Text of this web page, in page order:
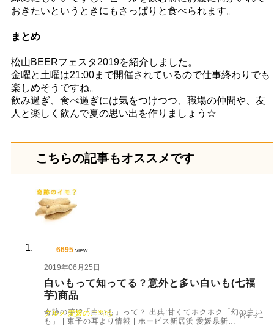
おきたいというときにもさっぱりと食べられます。
まとめ
松山BEERフェスタ2019を紹介しました。
金曜と土曜は21:00まで開催されているので仕事終わりでも
楽しめそうですね。
飲み過ぎ、食べ過ぎには気をつけつつ、職場の仲間や、友
人と楽しく飲んで夏の思い出を作りましょう☆
こちらの記事もオススメです
6695 view
2019年06月25日
白いもって知ってる？意外と多い白いも(七福
芋)商品
奇跡の芋!?「白いも」って？ 出典:甘くてホクホク「幻の白い
も」 | 東予の耳より情報 | ホービス新居浜 愛媛県新…
グルメ 愛媛のご当地 内子っこ